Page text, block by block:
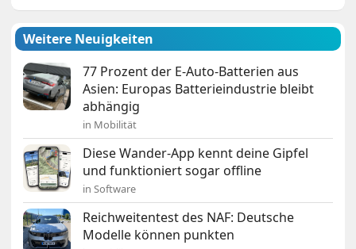
Weitere Neuigkeiten
77 Prozent der E-Auto-Batterien aus
Asien: Europas Batterieindustrie bleibt
abhängig
in Mobilität
Diese Wander-App kennt deine Gipfel
und funktioniert sogar offline
in Software
Reichweitentest des NAF: Deutsche
Modelle können punkten